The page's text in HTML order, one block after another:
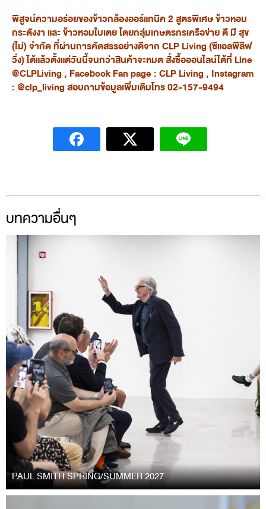
พิสูจน์ความอร่อยของข้าวกล้องออร์แกนิค2 สูตรพิเศษข้าวหอม
กระดังงา และ ข้าวหอมใบเตยโดยกลุ่มเกษตรกรเครือข่าย ดี มี สุข
(ไม่) จำกัด ที่ผ่านการคัดสรรอย่างดีจากCLP Living (ซีแอลพีลีฟ
วิ่ง) ได้แล้วตั้งแต่วันนี้จนกว่าสินค้าจะหมด สั่งซื้อออนไลน์ได้ที่Line
@CLPLiving , Facebook Fan page : CLP Living , Instagram
: @clp_living สอบถามข้อมูลเพิ่มเติมโทร 02​-157-9494
บทความอื่นๆ
PAUL SMITH SPRING/SUMMER 2027